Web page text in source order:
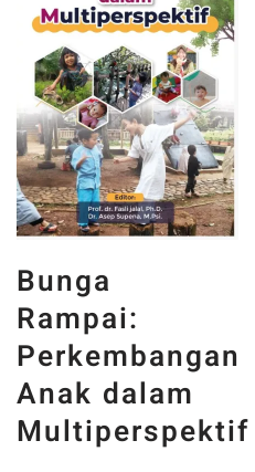
Bunga
Rampai:
Perkembangan
Anak dalam
Multiperspektif